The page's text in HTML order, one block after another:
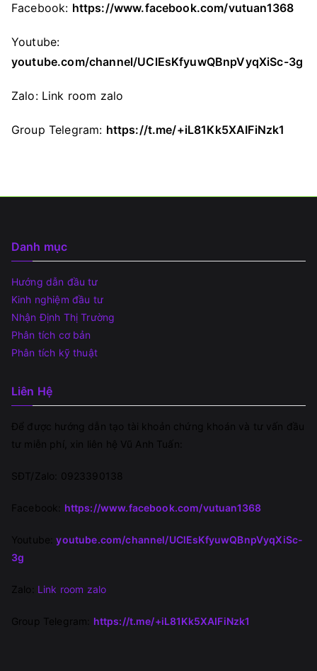
Facebook: https://www.facebook.com/vutuan1368
Youtube:
youtube.com/channel/UClEsKfyuwQBnpVyqXiSc-3g
Zalo: Link room zalo
Group Telegram: https://t.me/+iL81Kk5XAIFiNzk1
Danh mục
Hướng dẫn đầu tư
Kinh nghiệm đầu tư
Nhận Định Thị Trường
Phân tích cơ bản
Phân tích kỹ thuật
Liên Hệ
Để được hướng dẫn tạo tài khoản chứng khoán và tư vấn đầu
tư miễn phí, xin liên hệ Vũ Anh Tuấn:
SĐT/Zalo: 0923390138
Facebook: https://www.facebook.com/vutuan1368
Youtube:youtube.com/channel/UClEsKfyuwQBnpVyqXiSc-
3g
Zalo: Link room zalo
Group Telegram: https://t.me/+iL81Kk5XAIFiNzk1